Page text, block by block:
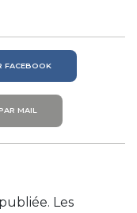
FACEBOOK
MAIL
Les